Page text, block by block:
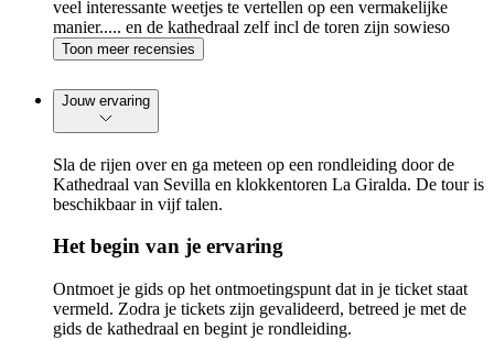
veel interessante weetjes te vertellen op een vermakelijke
manier..... en de kathedraal zelf incl de toren zijn sowieso
prachtig!
Toon meer recensies
Jouw ervaring
Sla de rijen over en ga meteen op een rondleiding door de
Kathedraal van Sevilla en klokkentoren La Giralda. De tour is
beschikbaar in vijf talen.
Het begin van je ervaring
Ontmoet je gids op het ontmoetingspunt dat in je ticket staat
vermeld. Zodra je tickets zijn gevalideerd, betreed je met de
gids de kathedraal en begint je rondleiding.